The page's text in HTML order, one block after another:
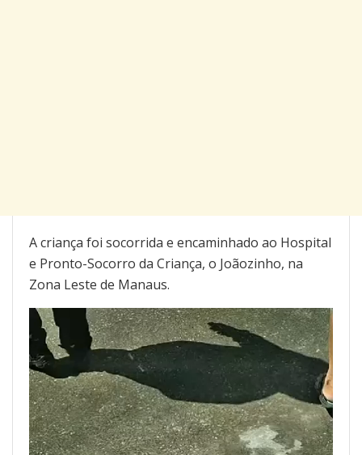
A criança foi socorrida e encaminhado ao Hospital
e Pronto-Socorro da Criança, o Joãozinho, na
Zona Leste de Manaus.
Tocador
de
vídeo